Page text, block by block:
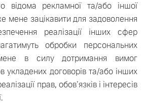
відома рекламної та/або іншої
мене зацікавити для задоволення
реалізації інших сфер
обробки персональних
в силу дотримання вимог
укладених договорів та/або інших
прав, обов’язків і інтересів